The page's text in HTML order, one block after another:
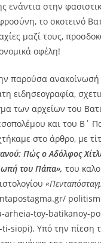
ενάντια στην
το σκοτεινό
μαζί τους,
οφέλη!
παρούσα
ειδησεογραφία,
των αρχείων του
και του Β΄
στο άρθρο, με
Πώς ο Αδόλφος
του Πάπα», του
arheia-toy-batikanoy-
siopi). Υπό την πίεση